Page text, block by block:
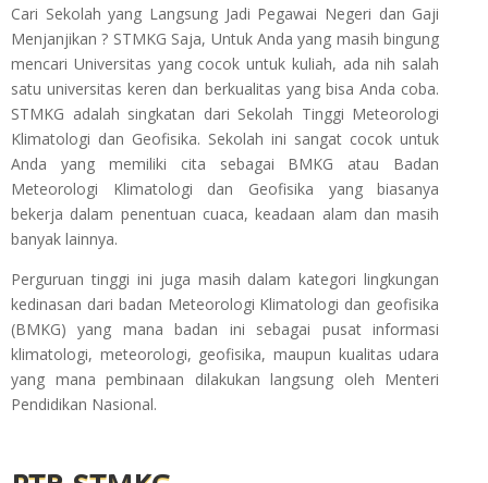
Cari Sekolah yang Langsung Jadi Pegawai Negeri dan Gaji
Menjanjikan ? STMKG Saja, Untuk Anda yang masih bingung
mencari Universitas yang cocok untuk kuliah, ada nih salah
satu universitas keren dan berkualitas yang bisa Anda coba.
STMKG adalah singkatan dari Sekolah Tinggi Meteorologi
Klimatologi dan Geofisika. Sekolah ini sangat cocok untuk
Anda yang memiliki cita sebagai BMKG atau Badan
Meteorologi Klimatologi dan Geofisika yang biasanya
bekerja dalam penentuan cuaca, keadaan alam dan masih
banyak lainnya.
Perguruan tinggi ini juga masih dalam kategori lingkungan
kedinasan dari badan Meteorologi Klimatologi dan geofisika
(BMKG) yang mana badan ini sebagai pusat informasi
klimatologi, meteorologi, geofisika, maupun kualitas udara
yang mana pembinaan dilakukan langsung oleh Menteri
Pendidikan Nasional.